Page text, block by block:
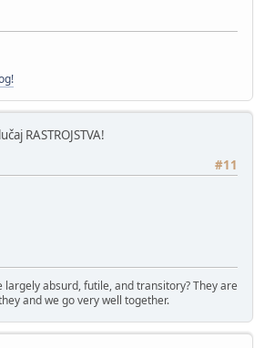
RASTROJSTVA!
#11
largely absurd, futile, and transitory? They are
and we go very well together.